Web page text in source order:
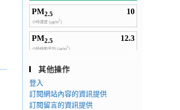
其他操作
登入
訂閱網站內容的資訊提供
訂閱留言的資訊提供